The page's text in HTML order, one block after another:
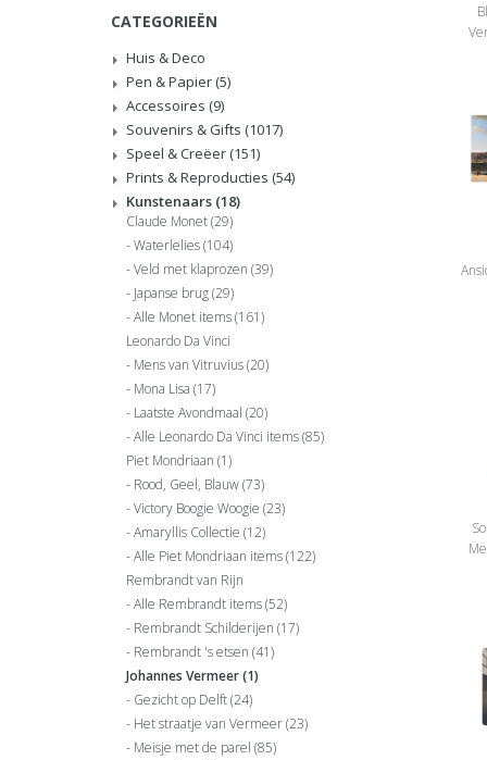
CATEGORIEËN
Huis & Deco
Pen & Papier (5)
Accessoires (9)
Souvenirs & Gifts (1017)
Speel & Creëer (151)
Prints & Reproducties (54)
Kunstenaars (18)
Claude Monet(29)
Waterlelies(104)
Veld met klaprozen (39)
Japanse brug(29)
Alle Monet items(161)
Leonardo Da Vinci
Mens van Vitruvius(20)
Mona Lisa (17)
Laatste Avondmaal (20)
Alle Leonardo Da Vinci items(85)
Piet Mondriaan (1)
Rood, Geel, Blauw(73)
Victory Boogie Woogie (23)
Amaryllis Collectie (12)
Alle Piet Mondriaan items(122)
Rembrandt van Rijn
Alle Rembrandt items(52)
Rembrandt Schilderijen (17)
Rembrandt 's etsen (41)
Johannes Vermeer(1)
Gezicht op Delft(24)
Het straatje van Vermeer(23)
Meisje met de parel (85)